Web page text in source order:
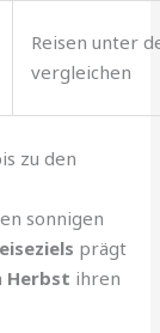
Reisen unter
vergleichen
zu den
sonnigen
prägt
Herbst ihren